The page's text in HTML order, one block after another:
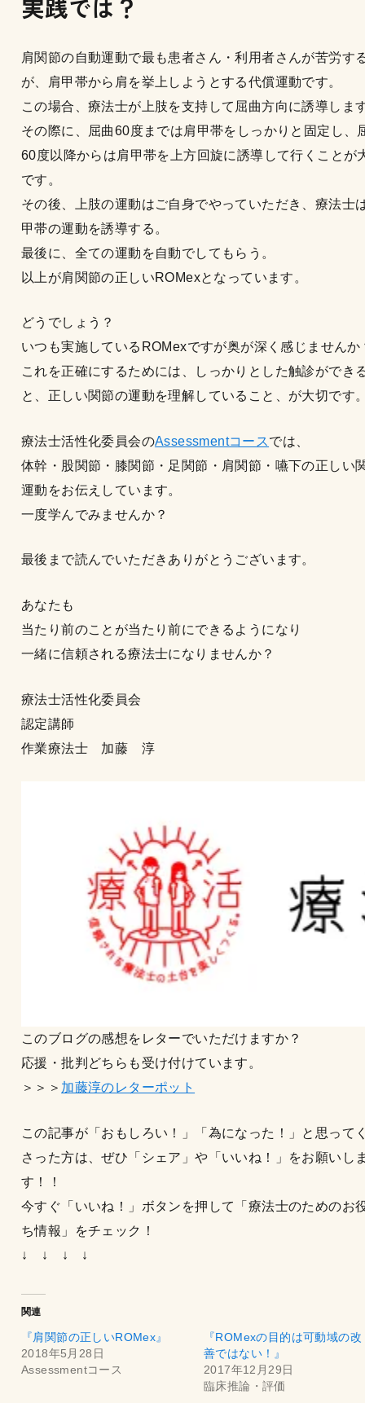
実践では？
肩関節の自動運動で最も患者さん・利用者さんが苦労す
が、肩甲帯から肩を挙上しようとする代償運動です。
この場合、療法士が上肢を支持して屈曲方向に誘導しま
その際に、屈曲60度までは肩甲帯をしっかりと固定し、
60度以降からは肩甲帯を上方回旋に誘導して行くことが
です。
その後、上肢の運動はご自身でやっていただき、療法士
甲帯の運動を誘導する。
最後に、全ての運動を自動でしてもらう。
以上が肩関節の正しいROMexとなっています。
どうでしょう？
いつも実施しているROMexですが奥が深く感じませんか
これを正確にするためには、しっかりとした触診ができ
と、正しい関節の運動を理解していること、が大切です
療法士活性化委員会のAssessmentコースでは、
体幹・股関節・膝関節・足関節・肩関節・嚥下の正しい
運動をお伝えしています。
一度学んでみませんか？
最後まで読んでいただきありがとうございます。
あなたも
当たり前のことが当たり前にできるようになり
一緒に信頼される療法士になりませんか？
療法士活性化委員会
認定講師
作業療法士 加藤 淳
このブログの感想をレターでいただけますか？
応援・批判どちらも受け付けています。
＞＞＞ 加藤淳のレターポット
この記事が「おもしろい！」「為になった！」と思って
さった方は、ぜひ「シェア」や「いいね！」をお願いし
す！！
今すぐ「いいね！」ボタンを押して「療法士のためのお
ち情報」をチェック！
↓ ↓ ↓ ↓
関連
『肩関節の正しいROMex』
2018年5月28日
Assessmentコース
『ROMexの目的は可動域の改
善ではない！』
2017年12月29日
臨床推論・評価